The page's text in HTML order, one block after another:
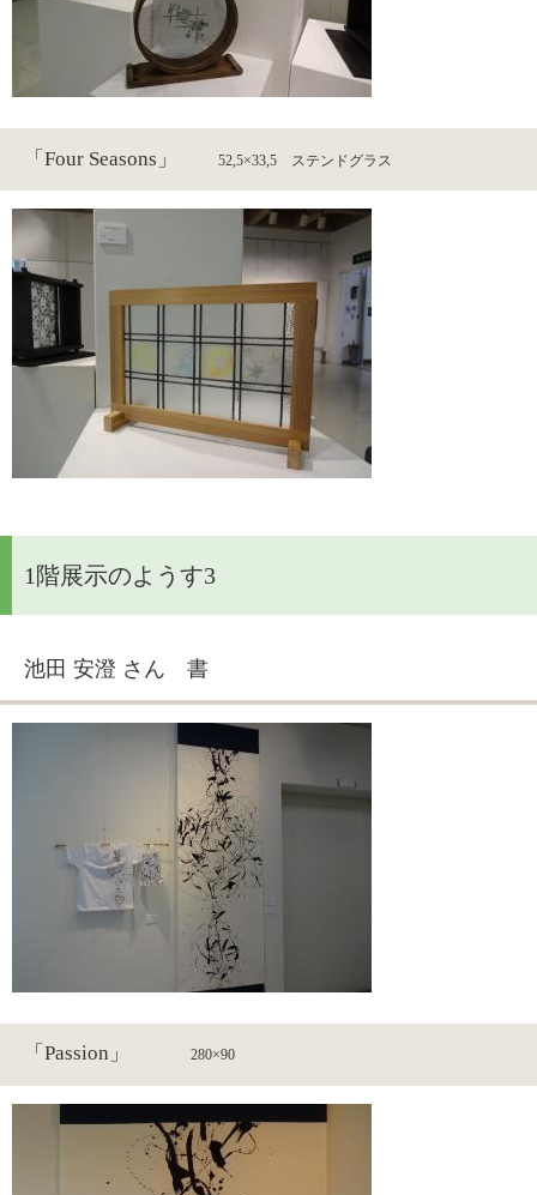
「Four Seasons」 52,5×33,5 ステンドグラス
1階展示のようす3
池田 安澄 さん 書
「Passion」 280×90